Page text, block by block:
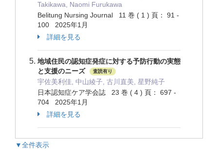
Takikawa, Naomi Furukawa
Belitung Nursing Journal 11 巻 ( 1 ) 頁： 91 -
100 2025年1月
詳細を見る
地域住民の認知症発症に対する予防行動の実態
と支援のニーズ
査読有り
宇佐美利佳, 中山綾子, 古川直美, 星野純子
日本認知症ケア学会誌 23 巻 ( 4 ) 頁： 697 -
704 2025年1月
詳細を見る
▼全件表示